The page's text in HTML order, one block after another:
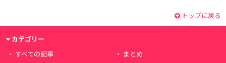
トップに戻る
カテゴリー
すべての記事
まとめ